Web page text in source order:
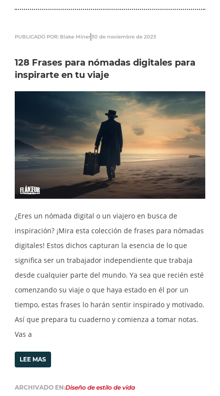
PUBLICADO POR: Blake Miner30 de noviembre de 2023
128 Frases para nómadas digitales para
inspirarte en tu viaje
¿Eres un nómada digital o un viajero en busca de
inspiración? ¡Mira esta colección de frases para nómadas
digitales! Estos dichos capturan la esencia de lo que
significa ser un trabajador independiente que trabaja
desde cualquier parte del mundo. Ya sea que recién esté
comenzando su viaje o que haya estado en él por un
tiempo, estas frases lo harán sentir inspirado y motivado.
Así que prepara tu cuaderno y comienza a tomar notas.
Vas a
LEE MAS
ARCHIVADO EN:Diseño de estilo de vida